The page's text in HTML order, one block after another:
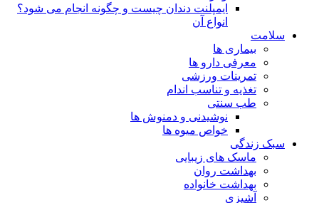
ایمپلنت دندان چیست و چگونه انجام می شود؟
انواع آن
سلامت
بیماری ها
معرفی دارو ها
تمرینات ورزشی
تغذیه و تناسب اندام
طب سنتی
نوشیدنی و دمنوش ها
خواص میوه ها
سبک زندگی
ماسک های زیبایی
بهداشت روان
بهداشت خانواده
آشپزی